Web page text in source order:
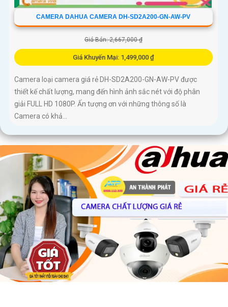
CAMERA DAHUA CAMERA DH-SD2A200-GN-AW-PV
Giá Bán: 2,667,000 ₫
Giá Khuyến Mại: 1,499,000 ₫
Camera loại camera giá rẻ DH-SD2A200-GN-AW-PV được
thiết kế chất lượng, mang đến hình ảnh sắc nét với độ phân
giải FULL HD 1080P. Ấn tượng ơn với những thông số là
Camera có khả...